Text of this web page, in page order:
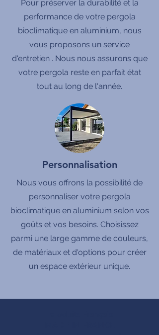
Pour préserver la durabilité et la
performance de votre pergola
bioclimatique en aluminium, nous
vous proposons un service
d'entretien . Nous nous assurons que
votre pergola reste en parfait état
tout au long de l'année.
Personnalisation
Nous vous offrons la possibilité de
personnaliser votre pergola
bioclimatique en aluminium selon vos
goûts et vos besoins. Choisissez
parmi une large gamme de couleurs,
de matériaux et d'options pour créer
un espace extérieur unique.